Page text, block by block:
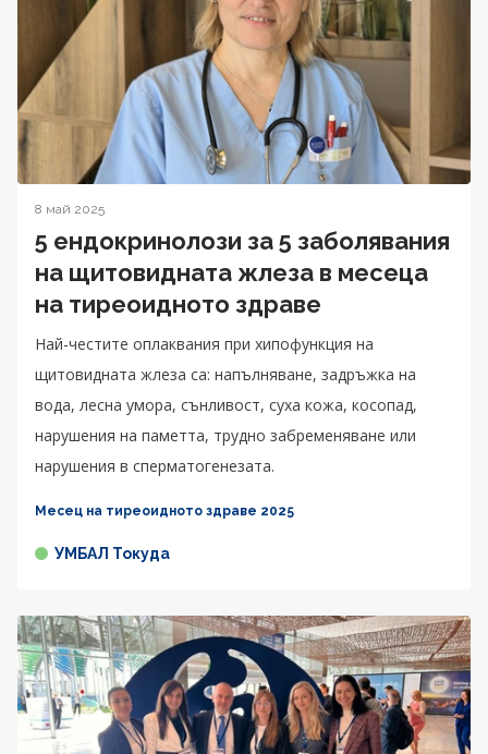
8 май 2025
5 ендокринолози за 5 заболявания
на щитовидната жлеза в месеца
на тиреоидното здраве
Най-честите оплаквания при хипофункция на
щитовидната жлеза са: напълняване, задръжка на
вода, лесна умора, сънливост, суха кожа, косопад,
нарушения на паметта, трудно забременяване или
нарушения в сперматогенезата.
Месец на тиреоидното здраве 2025
УМБАЛ Токуда